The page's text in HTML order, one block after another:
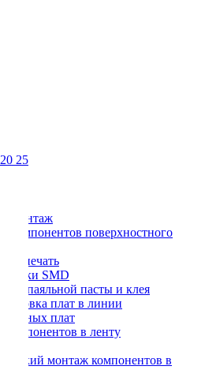
25
монтаж
компонентов поверхностного
печать
пайки SMD
паяльной пасты и клея
плат в линии
плат
компонентов в ленту
монтаж компонентов в